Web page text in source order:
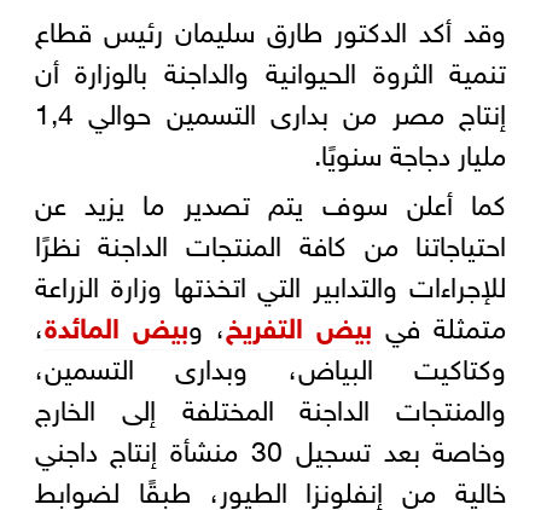
وقد أكد الدكتور طارق سليمان رئيس قطاع
تنمية الثروة الحيوانية والداجنة بالوزارة أن
إنتاج مصر من بدارى التسمين حوالي 1,4
مليار دجاجة سنويًا.
كما أعلن سوف يتم تصدير ما يزيد عن
احتياجاتنا من كافة المنتجات الداجنة نظرًا
للإجراءات والتدابير التي اتخذتها وزارة الزراعة
متمثلة في بيض التفريخ، وبيض المائدة،
وكتاكيت البياض، وبدارى التسمين،
والمنتجات الداجنة المختلفة إلى الخارج
وخاصة بعد تسجيل 30 منشأة إنتاج داجني
خالية من إنفلونزا الطيور، طبقًا لضوابط